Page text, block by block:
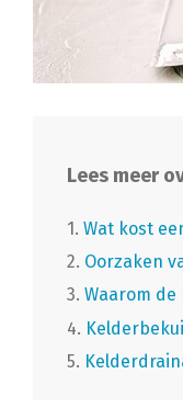
Lees meer
1. Wat kost
2. Oorzaken
3. Waarom
4.
5.